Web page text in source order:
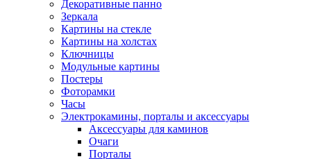
Декоративные панно
Зеркала
Картины на стекле
Картины на холстах
Ключницы
Модульные картины
Постеры
Фоторамки
Часы
Электрокамины, порталы и аксессуары
Аксессуары для каминов
Очаги
Порталы